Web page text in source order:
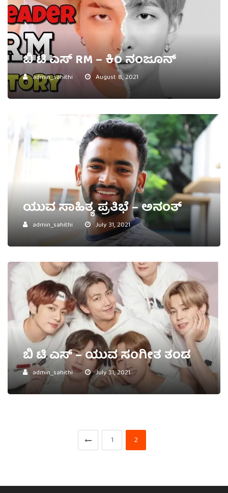
ಬಿ ಟಿ ಎಸ್ RM – ಕಿಂ ನಂಜೂನ್
admin_sahithi August 8, 2021
ಯುವ ಸಾಹಿತ್ಯ ಪ್ರತಿಭೆ – ಅನಂತ್
admin_sahithi July 31, 2021
ಬಿ ಟಿ ಎಸ್ – ಯುವ ಸಂಗೀತ ತಂಡ
admin_sahithi July 31, 2021
1 2